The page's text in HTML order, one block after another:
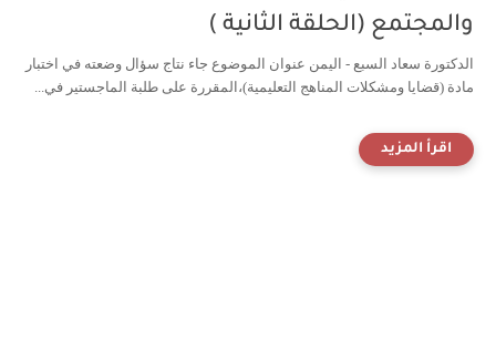
والمجتمع (الحلقة الثانية )
الدكتورة سعاد السبع - اليمن عنوان الموضوع جاء نتاج سؤال وضعته في اختبار
مادة (قضايا ومشكلات المناهج التعليمية)،المقررة على طلبة الماجستير في...